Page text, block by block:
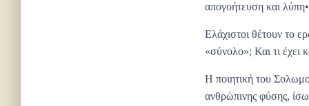
απογοήτευση και
Ελάχιστοι θέτουν το
«σύνολο»; Και τι έχει
Η ποιητική του
ανθρώπινης φύσης,